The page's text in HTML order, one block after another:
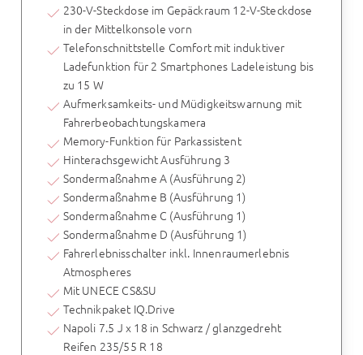
230-V-Steckdose im Gepäckraum 12-V-Steckdose
in der Mittelkonsole vorn
Telefonschnittstelle Comfort mit induktiver
Ladefunktion für 2 Smartphones Ladeleistung bis
zu 15 W
Aufmerksamkeits- und Müdigkeitswarnung mit
Fahrerbeobachtungskamera
Memory-Funktion für Parkassistent
Hinterachsgewicht Ausführung 3
Sondermaßnahme A (Ausführung 2)
Sondermaßnahme B (Ausführung 1)
Sondermaßnahme C (Ausführung 1)
Sondermaßnahme D (Ausführung 1)
Fahrerlebnisschalter inkl. Innenraumerlebnis
Atmospheres
Mit UNECE CS&SU
Technikpaket IQ.Drive
Napoli 7.5 J x 18 in Schwarz / glanzgedreht
Reifen 235/55 R 18